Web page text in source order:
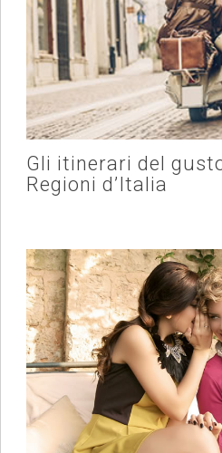
Gli itinerari del
Regioni d’Italia